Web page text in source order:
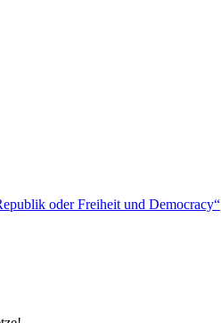
oder Freiheit und Democracy“